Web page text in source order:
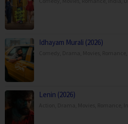
Idhayam Murali (2026)
Lenin (2026)